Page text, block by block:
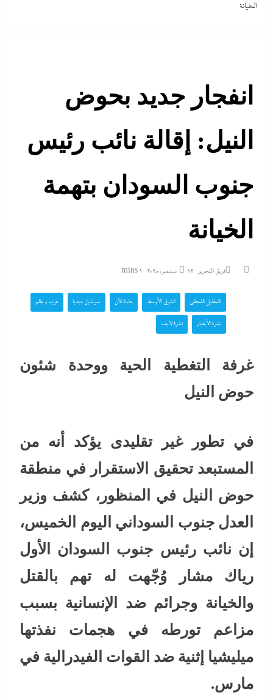
الخيانة
انفجار جديد بحوض
النيل: إقالة نائب رئيس
جنوب السودان بتهمة
الخيانة
فريق التحرير 12 سبتمبر، 2025 1 mins
التحليل اللحظي الشرق الأوسط جاءنا الآن سوشيال ميديا عرب و عالم
نشرة الأخبار نشرة لايف
غرفة التغطية الحية ووحدة شئون
حوض النيل
في تطور غير تقليدى يؤكد أنه من
المستبعد تحقيق الاستقرار في منطقة
حوض النيل في المنظور، كشف وزير
العدل جنوب السوداني اليوم الخميس،
إن نائب رئيس جنوب السودان الأول
رياك مشار وُجّهت له تهم بالقتل
والخيانة وجرائم ضد الإنسانية بسبب
مزاعم تورطه في هجمات نفذتها
ميليشيا إثنية ضد القوات الفيدرالية في
مارس.